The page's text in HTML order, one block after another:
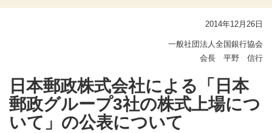
2014年12月26日
一般社団法人全国銀行協会
会長 平野 信行
日本郵政株式会社による「日本
郵政グループ3社の株式上場につ
いて」の公表について